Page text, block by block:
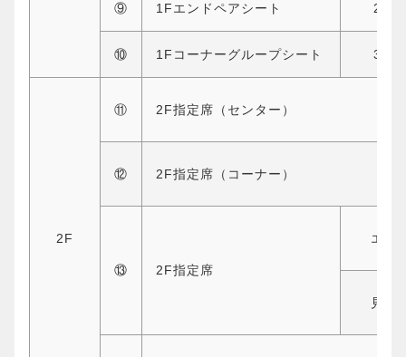
⑨ 1Fエンドペアシート 2名
⑩ 1Fコーナーグループシート 3名
2F
⑪ 2F指定席（センター）
⑫ 2F指定席（コーナー）
⑬ 2F指定席
エン
見切